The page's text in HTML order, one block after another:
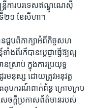
ន្ត្រី​ការ​បរទេស​ឥណ្ឌូណេស៊ី​
ទី​២១ ខែ​សីហា។​
ន​ជួប​ពិភាក្សា​អំពី​កិច្ច​សហ​
ង​ពីរ​ក៏​បាន​ប្តេជ្ញា​ធ្វើ​ឱ្យ​ល្អ​
ស្រាប់​ ក្នុង​ការ​ប្រយុទ្ធ​
រ​មនុស្ស​ ដោយ​ត្រូវ​អនុវត្ត​
បករណ៍​ពាក់​ព័ន្ធ​ ក្រោម​ក្រប​
េចក្តី​ប្រកាស​ព័ត៌មាន​របស់​